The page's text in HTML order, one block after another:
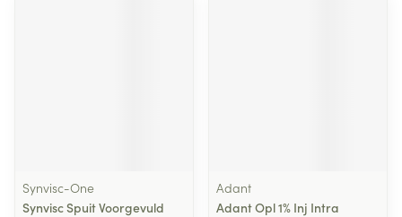
Synvisc-One
Synvisc Spuit Voorgevuld
Adant
Adant Opl 1% Inj Intra